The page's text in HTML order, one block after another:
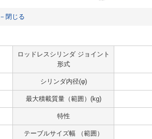
－閉じる
ロッドレスシリンダ ジョイント
形式
シリンダ内径(φ)
最大積載質量（範囲）(kg)
特性
テーブルサイズ幅 （範囲）